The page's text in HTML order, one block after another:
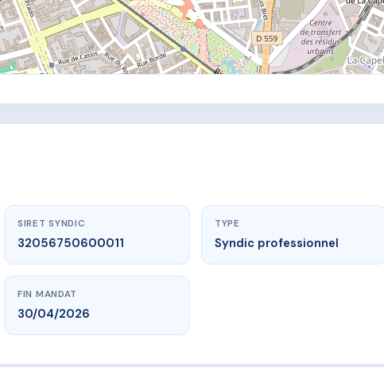
SIRET SYNDIC
32056750600011
TYPE
Syndic professionnel
FIN MANDAT
30/04/2026